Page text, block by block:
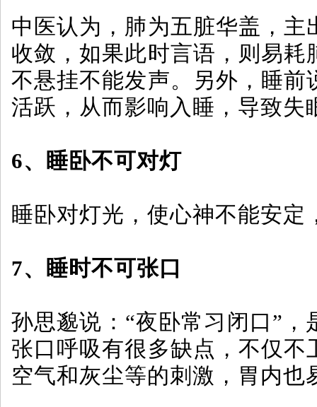
中医认为，肺为五脏华盖，
收敛，如果此时言语，则易
不悬挂不能发声。另外，睡前
活跃，从而影响入睡，导致失
6、睡卧不可对灯
睡卧对灯光，使心神不能安定
7、睡时不可张口
孙思邈说：“夜卧常习闭口”
张口呼吸有很多缺点，不仅不
空气和灰尘等的刺激，胃内也